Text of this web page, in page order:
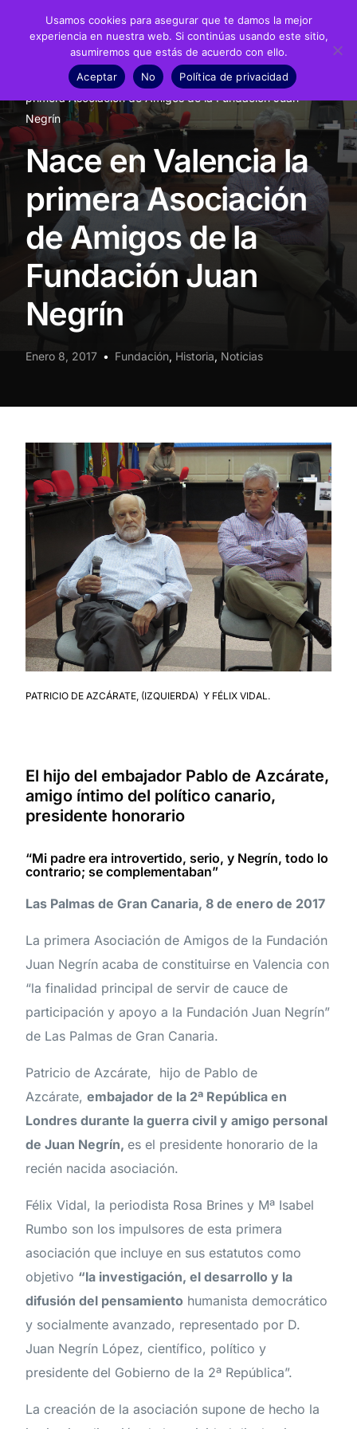
Noticias Fundación
Nace en Valencia la
primera Asociación de Amigos de la Fundación Juan
Negrín
Nace en Valencia la
primera Asociación
de Amigos de la
Fundación Juan
Negrín
Enero 8, 2017 Fundación, Historia, Noticias
PATRICIO DE AZCÁRATE, (IZQUIERDA) Y FÉLIX VIDAL.
El hijo del embajador Pablo de Azcárate,
amigo íntimo del político canario,
presidente honorario
“Mi padre era introvertido, serio, y Negrín, todo lo
contrario; se complementaban”
Las Palmas de Gran Canaria, 8 de enero de 2017
La primera Asociación de Amigos de la Fundación
Juan Negrín acaba de constituirse en Valencia con
“la finalidad principal de servir de cauce de
participación y apoyo a la Fundación Juan Negrín”
de Las Palmas de Gran Canaria.
Patricio de Azcárate, hijo de Pablo de
Azcárate,embajador de la 2ª República en
Londres durante la guerra civil y amigo personal
de Juan Negrín, es el presidente honorario de la
recién nacida asociación.
Félix Vidal, la periodista Rosa Brines y Mª Isabel
Rumbo son los impulsores de esta primera
asociación que incluye en sus estatutos como
objetivo “la investigación, el desarrollo y la
difusión del pensamiento humanista democrático
y socialmente avanzado, representado por D.
Juan Negrín López, científico, político y
presidente del Gobierno de la 2ª República”.
La creación de la asociación supone de hecho la
Usamos cookies para asegurar que te damos la mejor
experiencia en nuestra web. Si continúas usando este sitio,
asumiremos que estás de acuerdo con ello.
Aceptar
No Política de privacidad
Fundación
Recursos
Noticias
Material didáctico
Transparencia